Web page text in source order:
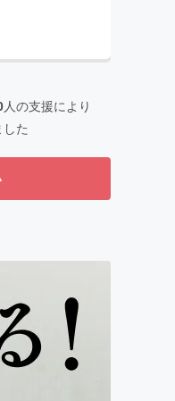
人の支援により
た